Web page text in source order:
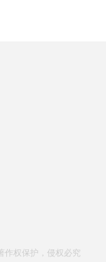
作权保护，侵权必究